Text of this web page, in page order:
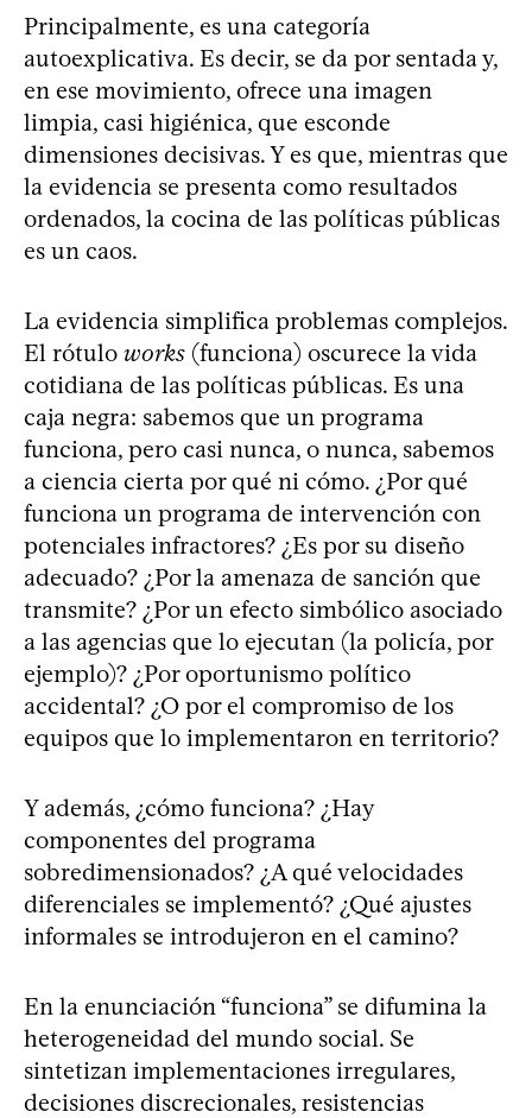
Principalmente, es una categoría
autoexplicativa. Es decir, se da por sentada y,
en ese movimiento, ofrece una imagen
limpia, casi higiénica, que esconde
dimensiones decisivas. Y es que, mientras que
la evidencia se presenta como resultados
ordenados, la cocina de las políticas públicas
es un caos.
La evidencia simplifica problemas complejos.
El rótulo works (funciona) oscurece la vida
cotidiana de las políticas públicas. Es una
caja negra: sabemos que un programa
funciona, pero casi nunca, o nunca, sabemos
a ciencia cierta por qué ni cómo. ¿Por qué
funciona un programa de intervención con
potenciales infractores? ¿Es por su diseño
adecuado? ¿Por la amenaza de sanción que
transmite? ¿Por un efecto simbólico asociado
a las agencias que lo ejecutan (la policía, por
ejemplo)? ¿Por oportunismo político
accidental? ¿O por el compromiso de los
equipos que lo implementaron en territorio?
Y además, ¿cómo funciona? ¿Hay
componentes del programa
sobredimensionados? ¿A qué velocidades
diferenciales se implementó? ¿Qué ajustes
informales se introdujeron en el camino?
En la enunciación “funciona” se difumina la
heterogeneidad del mundo social. Se
sintetizan implementaciones irregulares,
decisiones discrecionales, resistencias